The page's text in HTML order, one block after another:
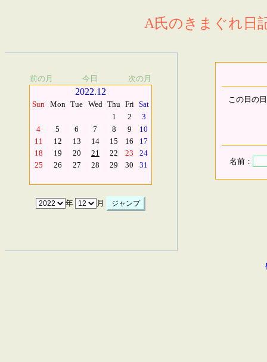
A氏のきまぐれ日
前の月 今日 次の月
2022.12
Sun Mon Tue Wed Thu Fri Sat
1
2
3
4
5 6 7 8 9
10
11
12 13 14 15 16
17
18
19 20 21 22 23
24
25
26 27 28 29 30 31
年 月
この日の
名前：